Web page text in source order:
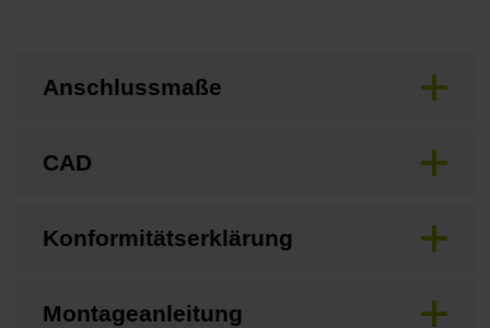
Anschlussmaße
CAD
Konformitätserklärung
Montageanleitung